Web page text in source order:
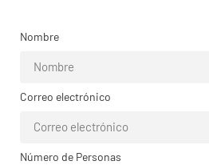
Nombre
Correo electrónico
Número de Personas